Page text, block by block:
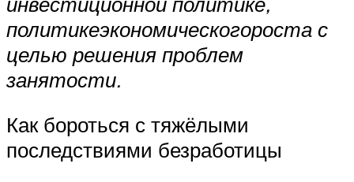
политикеэкономическогороста с
целью решения проблем
занятости.
Как бороться с тяжёлыми
последствиями безработицы